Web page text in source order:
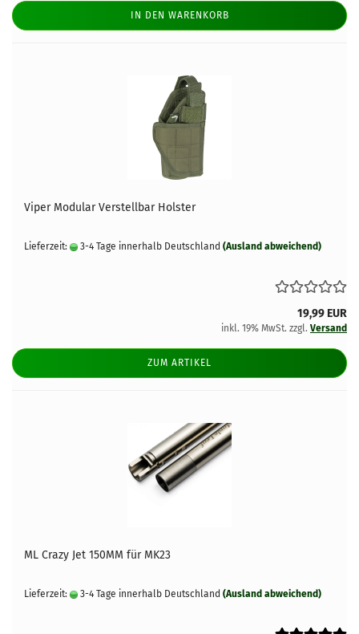
IN DEN WARENKORB
Viper Modular Verstellbar Holster
Lieferzeit: 3-4 Tage innerhalb Deutschland (Ausland abweichend)
19,99 EUR
inkl. 19% MwSt. zzgl. Versand
ZUM ARTIKEL
ML Crazy Jet 150MM für MK23
Lieferzeit: 3-4 Tage innerhalb Deutschland (Ausland abweichend)